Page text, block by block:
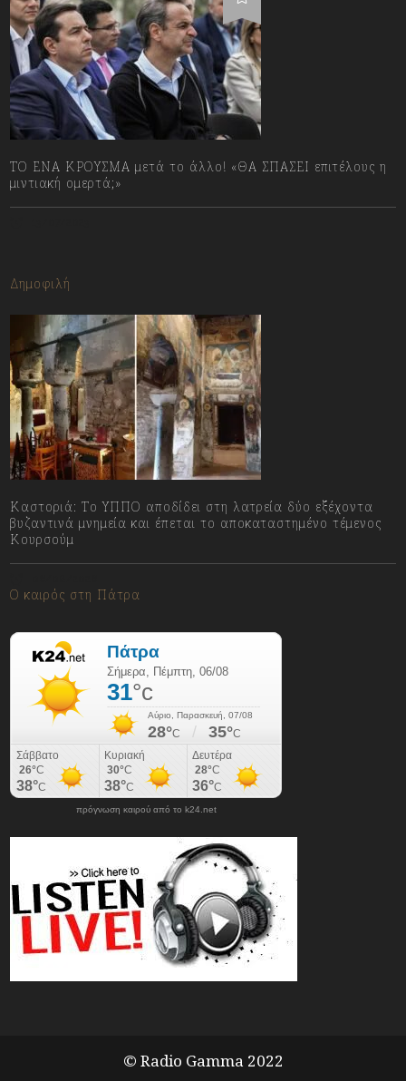
ΤΟ ΕΝΑ ΚΡΟΥΣΜΑ μετά το άλλο! «ΘΑ ΣΠΑΣΕΙ επιτέλους η
μιντιακή ομερτά;»
Δημοφιλή
Καστοριά: Το ΥΠΠΟ αποδίδει στη λατρεία δύο εξέχοντα
βυζαντινά μνημεία και έπεται το αποκαταστημένο τέμενος
Κουρσούμ
Ο καιρός στη Πάτρα
πρόγνωση καιρού από το k24.net
© Radio Gamma 2022